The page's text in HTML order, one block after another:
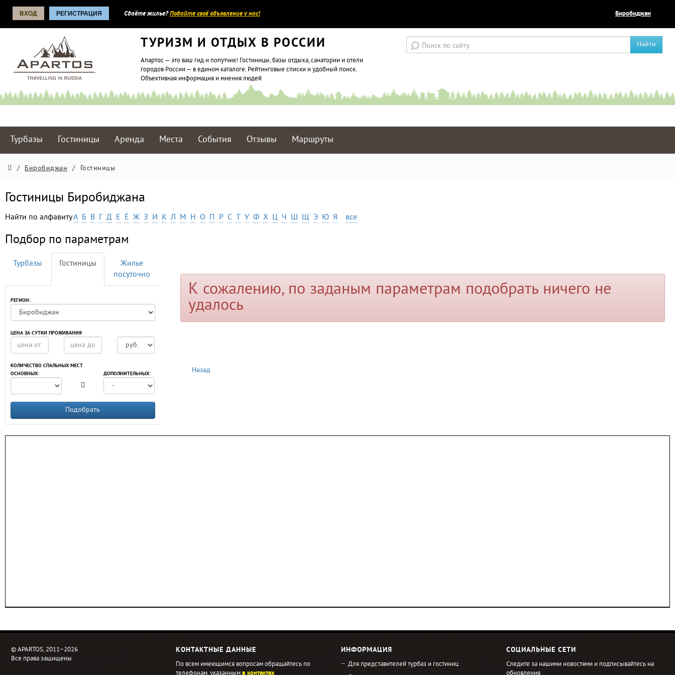
ВХОД РЕГИСТРАЦИЯ Сдаёте жилье?Подайте своё объявление у нас! Биробиджан
ТУРИЗМ И ОТДЫХ В РОССИИ
Апартос — это ваш гид и попутчик! Гостиницы, базы отдыха, санатории и отели
городов России — в едином каталоге. Рейтинговые списки и удобный поиск.
Объективная информация и мнения людей
Найти
Турбазы Гостиницы Аренда Места События Отзывы Маршруты
/ Биробиджан / Гостиницы
Гостиницы Биробиджана
Найти по алфавитуА Б В Г Д Е Ё Ж З И К Л М Н О П Р С Т У Ф Х Ц Ч Ш Щ Э Ю Я все
Подбор по параметрам
Турбазы Гостиницы
Жилье
посуточно
РЕГИОН:
ЦЕНА ЗА СУТКИ ПРОЖИВАНИЯ
КОЛИЧЕСТВО СПАЛЬНЫХ МЕСТ
ОСНОВНЫХ:
ДОПОЛНИТЕЛЬНЫХ:
Подобрать
К сожалению, по заданым параметрам подобрать ничего не
удалось
Назад
© APARTOS, 2011−2026
Все права защищены
КОНТАКТНЫЕ ДАННЫЕ
По всем имеющимся вопросам обращайтесь по
ИНФОРМАЦИЯ
Для представителей турбаз и гостиниц
СОЦИАЛЬНЫЕ СЕТИ
Следите за нашими новостями и подписывайтесь на